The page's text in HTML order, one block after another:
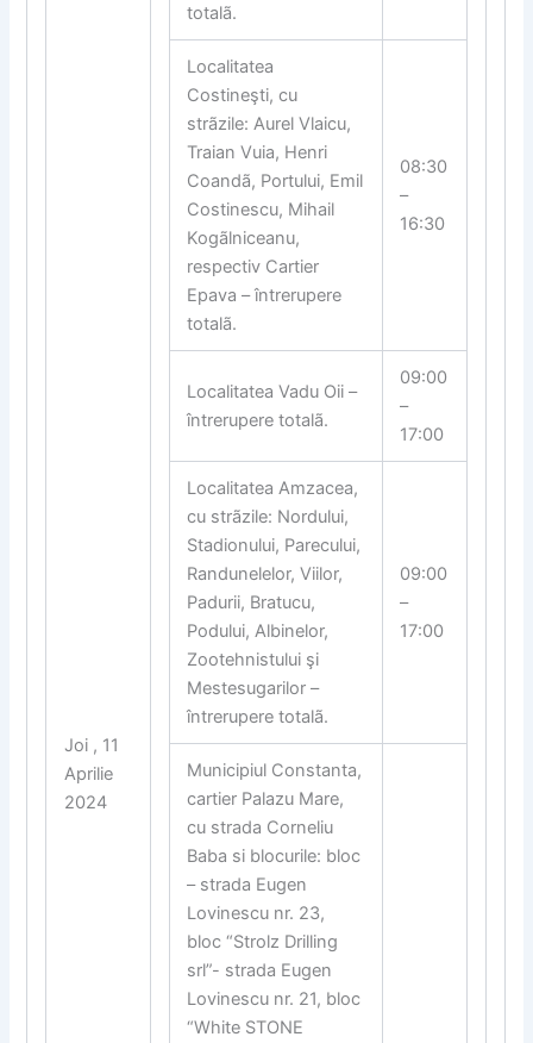
Joi , 11
Aprilie
2024
totalã.
Localitatea
Costineşti, cu
strãzile: Aurel Vlaicu,
Traian Vuia, Henri
Coandã, Portului, Emil
Costinescu, Mihail
Kogãlniceanu,
respectiv Cartier
Epava – întrerupere
totalã.
08:30
–
16:30
Localitatea Vadu Oii –
întrerupere totalã.
09:00
–
17:00
Localitatea Amzacea,
cu strãzile: Nordului,
Stadionului, Parecului,
Randunelelor, Viilor,
Padurii, Bratucu,
Podului, Albinelor,
Zootehnistului şi
Mestesugarilor –
întrerupere totalã.
09:00
–
17:00
Municipiul Constanta,
cartier Palazu Mare,
cu strada Corneliu
Baba si blocurile: bloc
– strada Eugen
Lovinescu nr. 23,
bloc “Strolz Drilling
srl”- strada Eugen
Lovinescu nr. 21, bloc
“White STONE